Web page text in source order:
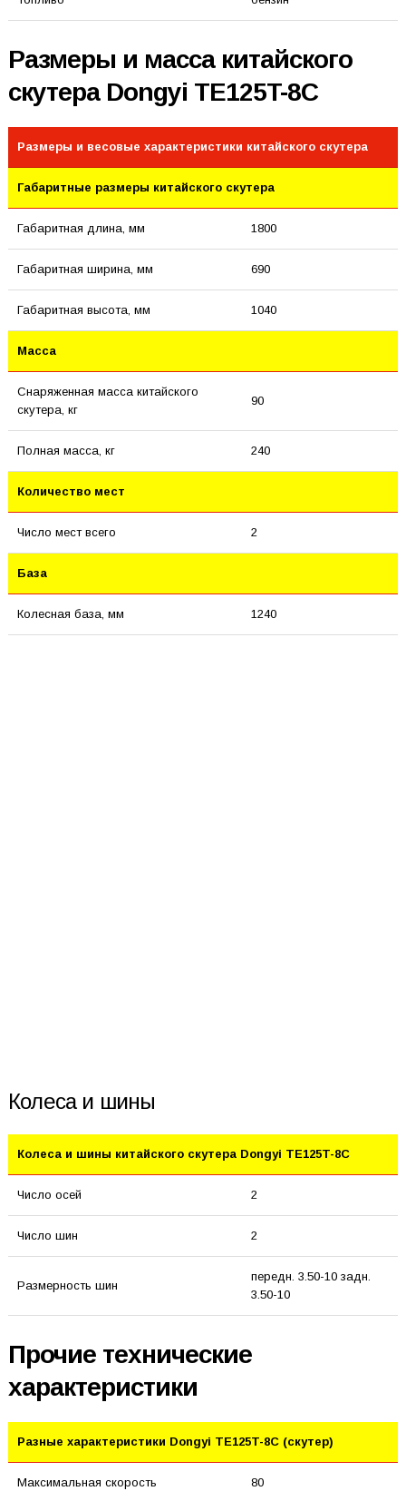
Размеры и масса китайского
скутера Dongyi TE125T-8C
Размеры и весовые характеристики китайского скутера
Габаритные размеры китайского скутера
Габаритная длина, мм 1800
Габаритная ширина, мм 690
Габаритная высота, мм 1040
Масса
Снаряженная масса китайского
скутера, кг
90
Полная масса, кг 240
Количество мест
Число мест всего 2
База
Колесная база, мм 1240
Колеса и шины
Колеса и шины китайского скутера Dongyi TE125T-8C
Число осей 2
Число шин 2
Размерность шин
передн. 3.50-10 задн.
3.50-10
Прочие технические
характеристики
Разные характеристики Dongyi TE125T-8C (скутер)
Максимальная скорость 80